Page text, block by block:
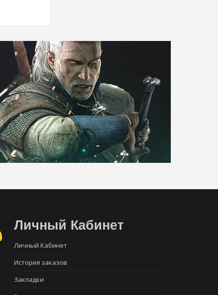
Личный Кабинет
Личный Кабинет
История заказов
Закладки